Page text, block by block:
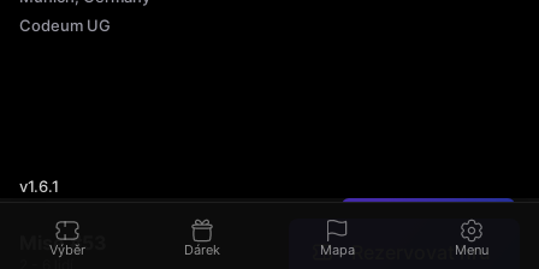
Mise #‎53
2 - 6 lidí Rezervovat hru
Našli jste chybu?
Codeum UG
v1.6.1
Výběr Dárek Mapa Menu